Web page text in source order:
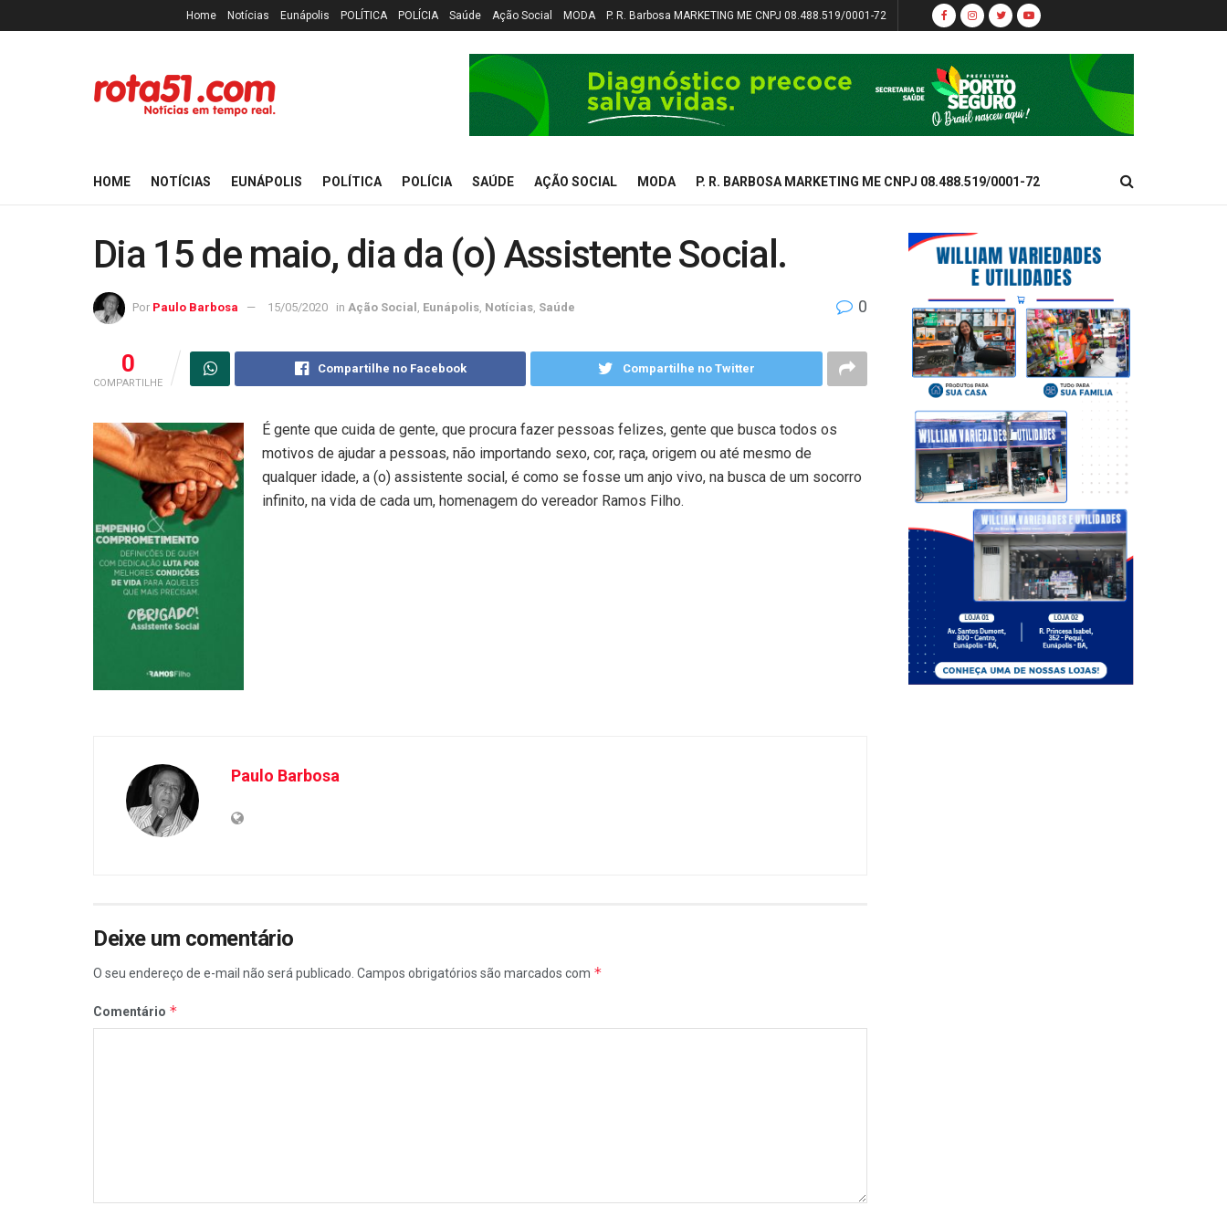
Home Notícias Eunápolis POLÍTICA POLÍCIA Saúde Ação Social MODA P. R. Barbosa MARKETING ME CNPJ 08.488.519/0001-72
HOME NOTÍCIAS EUNÁPOLIS POLÍTICA POLÍCIA SAÚDE AÇÃO SOCIAL MODA P. R. BARBOSA MARKETING ME CNPJ 08.488.519/0001-72
Dia 15 de maio, dia da (o) Assistente Social.
Por Paulo Barbosa 15/05/2020 in Ação Social Eunápolis Notícias Saúde 0
0
COMPARTILHE
Compartilhe no Facebook Compartilhe no Twitter
É gente que cuida de gente, que procura fazer pessoas felizes, gente que busca todos os
motivos de ajudar a pessoas, não importando sexo, cor, raça, origem ou até mesmo de
qualquer idade, a (o) assistente social, é como se fosse um anjo vivo, na busca de um socorro
infinito, na vida de cada um, homenagem do vereador Ramos Filho.
Paulo Barbosa
Deixe um comentário
O seu endereço de e-mail não será publicado. Campos obrigatórios são marcados com *
Comentário *